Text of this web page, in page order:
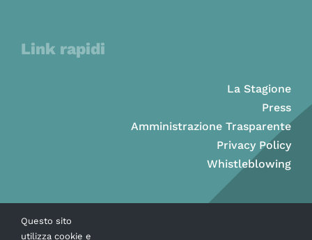
Link rapidi
La Stagione
Press
Amministrazione Trasparente
Privacy Policy
Whistleblowing
Questo sito
utilizza cookie e